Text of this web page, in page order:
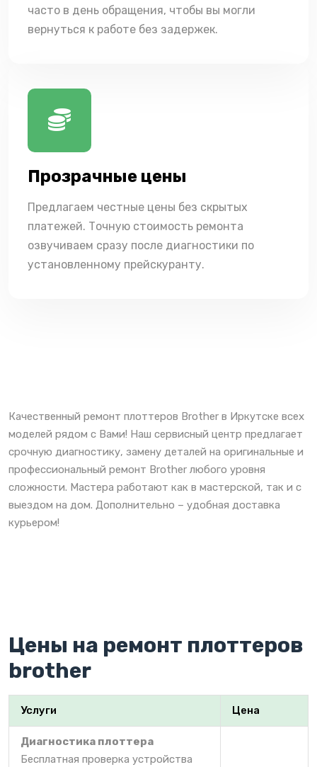
часто в день обращения, чтобы вы могли
вернуться к работе без задержек.
Прозрачные цены
Предлагаем честные цены без скрытых
платежей. Точную стоимость ремонта
озвучиваем сразу после диагностики по
установленному прейскуранту.
Качественный ремонт плоттеров Brother в Иркутске всех
моделей рядом с Вами! Наш сервисный центр предлагает
срочную диагностику, замену деталей на оригинальные и
профессиональный ремонт Brother любого уровня
сложности. Мастера работают как в мастерской, так и с
выездом на дом. Дополнительно – удобная доставка
курьером!
Цены на ремонт плоттеров
brother
Услуги Цена
Диагностика плоттера
Бесплатная проверка устройства